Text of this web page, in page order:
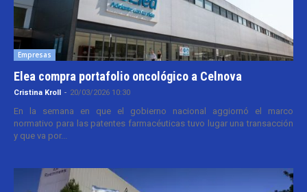
Empresas
Elea compra portafolio oncológico a Celnova
Cristina Kroll - 20/03/2026 10:30
En la semana en que el gobierno nacional aggiornó el marco
normativo para las patentes farmacéuticas tuvo lugar una transacción
y que va por...